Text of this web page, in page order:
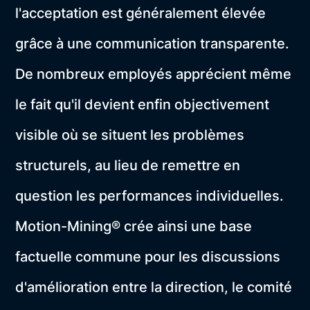
l'acceptation est généralement élevée
grâce à une communication transparente.
De nombreux employés apprécient même
le fait qu'il devient enfin objectivement
visible où se situent les problèmes
structurels, au lieu de remettre en
question les performances individuelles.
Motion-Mining® crée ainsi une base
factuelle commune pour les discussions
d'amélioration entre la direction, le comité